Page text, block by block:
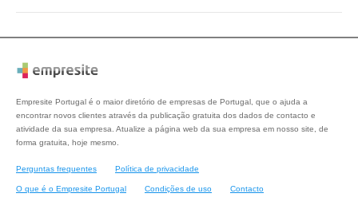
Empresite Portugal é o maior diretório de empresas de Portugal, que o ajuda a
encontrar novos clientes através da publicação gratuita dos dados de contacto e
atividade da sua empresa. Atualize a página web da sua empresa em nosso site, de
forma gratuita, hoje mesmo.
Perguntas frequentes Política de privacidade
O que é o Empresite Portugal Condições de uso Contacto